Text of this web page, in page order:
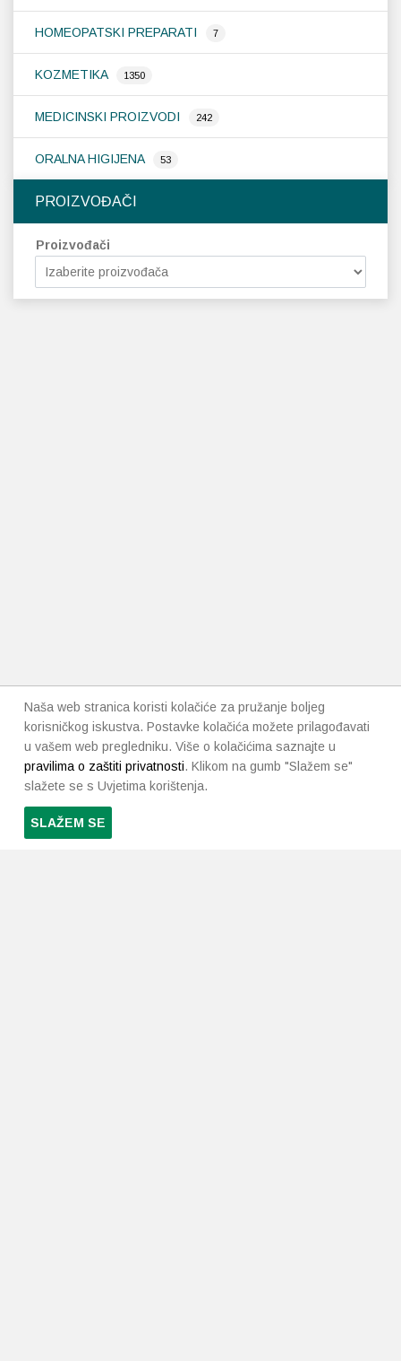
HOMEOPATSKI PREPARATI 7
KOZMETIKA 1350
MEDICINSKI PROIZVODI 242
ORALNA HIGIJENA 53
PROIZVOĐAČI
Proizvođači
Naša web stranica koristi kolačiće za pružanje boljeg
korisničkog iskustva. Postavke kolačića možete prilagođavati
u vašem web pregledniku. Više o kolačićima saznajte u
pravilima o zaštiti privatnosti. Klikom na gumb "Slažem se"
slažete se s Uvjetima korištenja.
SLAŽEM SE